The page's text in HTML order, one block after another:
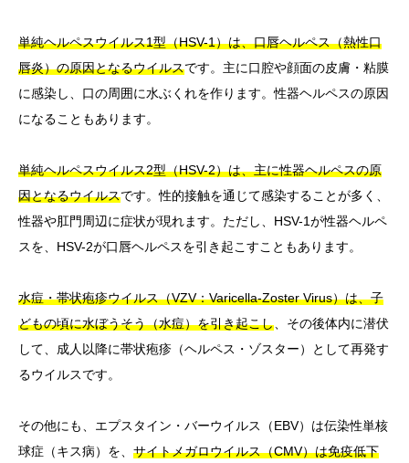
単純ヘルペスウイルス1型（HSV-1）は、口唇ヘルペス（熱性口
唇炎）の原因となるウイルスです。主に口腔や顔面の皮膚・粘膜
に感染し、口の周囲に水ぶくれを作ります。性器ヘルペスの原因
になることもあります。
単純ヘルペスウイルス2型（HSV-2）は、主に性器ヘルペスの原
因となるウイルスです。性的接触を通じて感染することが多く、
性器や肛門周辺に症状が現れます。ただし、HSV-1が性器ヘルペ
スを、HSV-2が口唇ヘルペスを引き起こすこともあります。
水痘・帯状疱疹ウイルス（VZV：Varicella-Zoster Virus）は、子
どもの頃に水ぼうそう（水痘）を引き起こし 、その後体内に潜伏
して、成人以降に帯状疱疹（ヘルペス・ゾスター）として再発す
るウイルスです。
その他にも、エプスタイン・バーウイルス（EBV）は伝染性単核
球症（キス病）を、 サイトメガロウイルス（CMV）は免疫低下